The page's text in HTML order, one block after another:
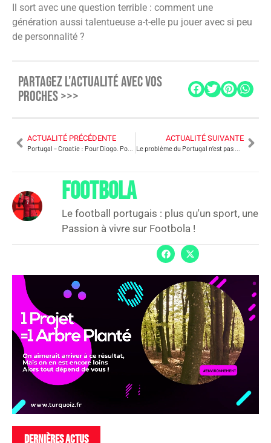
Il sort avec une question terrible : comment une
génération aussi talentueuse a-t-elle pu jouer avec si peu
de personnalité ?
PARTAGEZ L'ACTUALITÉ AVEC VOS
PROCHES >>>
ACTUALITÉ PRÉCÉDENTE ACTUALITÉ SUIVANTE
FOOTBOLA
Le football portugais : plus qu'un sport, une
Passion à vivre sur Footbola !
DERNIÈRES ACTUS